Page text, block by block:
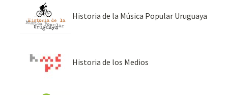
Historia de la Música Popular Uruguaya
Historia de los Medios